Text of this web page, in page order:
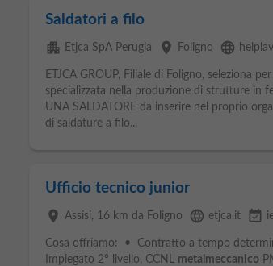
Saldatori a filo
apartment Etjca SpA Perugia place Foligno language
ETJCA GROUP, Filiale di Foligno, seleziona
specializzata nella produzione di strutture in
UNA SALDATORE da inserire nel proprio
di saldature a filo...
Ufficio tecnico junior
place Assisi, 16 km da Foligno language etjca.it event_available
Cosa offriamo: • Contratto a tempo
Impiegato 2° livello, CCNL metalmeccanico